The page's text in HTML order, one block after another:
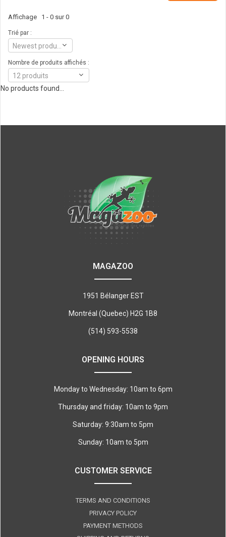
Affichage 1 - 0 sur 0
Trié par :
Nombre de produits affichés :
12 produits
No products found...
MAGAZOO
1951 Bélanger EST
Montréal (Quebec) H2G 1B8
(514) 593-5538
OPENING HOURS
Monday to Wednesday: 10am to 6pm
Thursday and friday: 10am to 9pm
Saturday: 9:30am to 5pm
Sunday: 10am to 5pm
CUSTOMER SERVICE
TERMS AND CONDITIONS
PRIVACY POLICY
PAYMENT METHODS